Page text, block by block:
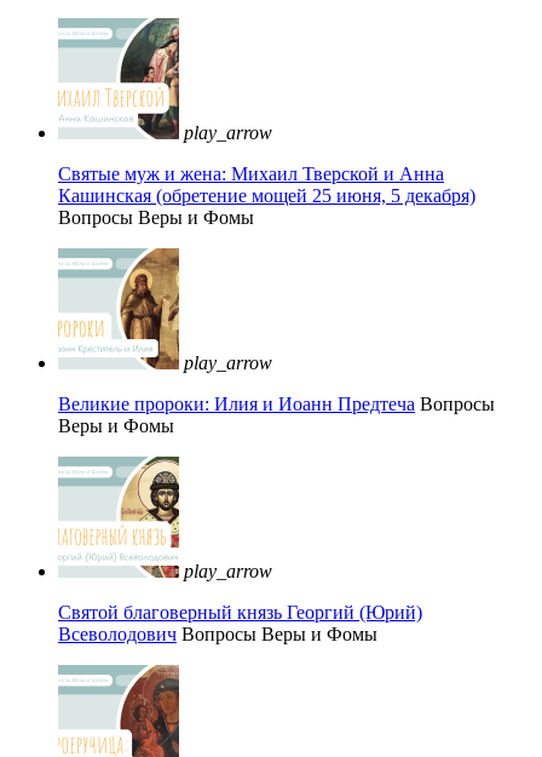
play_arrow
Святые муж и жена: Михаил Тверской и Анна
Кашинская (обретение мощей 25 июня, 5 декабря)
Вопросы Веры и Фомы
play_arrow
Великие пророки: Илия и Иоанн Предтеча Вопросы
Веры и Фомы
play_arrow
Святой благоверный князь Георгий (Юрий)
Всеволодович Вопросы Веры и Фомы